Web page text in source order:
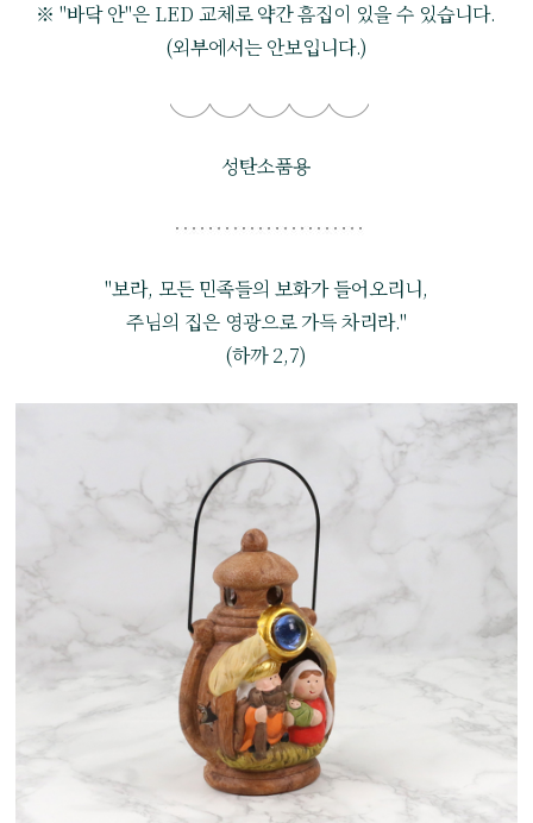
※ "바닥 안"은 LED 교체로 약간 흠집이 있을 수 있습니다.
(외부에서는 안보입니다.)
성탄소품용
"보라, 모든 민족들의 보화가 들어오리니,
주님의 집은 영광으로 가득 차리라."
(하까 2,7)